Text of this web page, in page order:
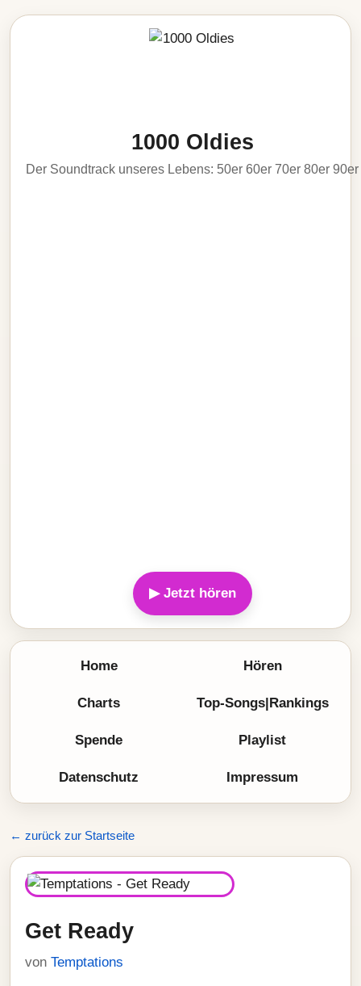
1000 Oldies
Der Soundtrack unseres Lebens: 50er 60er 70er 80er 90er
▶ Jetzt hören
Home Hören
Charts Top-Songs|Rankings
Spende Playlist
Datenschutz Impressum
← zurück zur Startseite
Get Ready
von Temptations